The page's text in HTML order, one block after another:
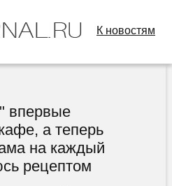
К новостям
впервые
а теперь
на каждый
рецептом